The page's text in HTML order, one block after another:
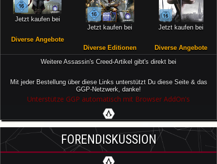
Jetzt kaufen bei
Diverse Angebote
Jetzt kaufen bei
Diverse Editionen
Jetzt kaufen bei
Diverse Angebote
Weitere Assassin's Creed-Artikel gibt's direkt bei
Mit jeder Bestellung über diese Links unterstützt Du diese Seite & das
GGP-Netzwerk, danke!
Unterstütze GGP automatisch mit Browser AddOn's
FORENDISKUSSION